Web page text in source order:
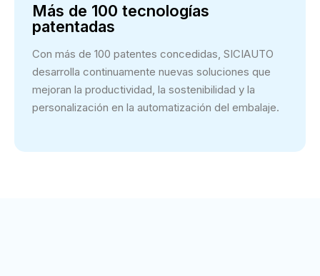
Más de 100 tecnologías
patentadas
Con más de 100 patentes concedidas, SICIAUTO
desarrolla continuamente nuevas soluciones que
mejoran la productividad, la sostenibilidad y la
personalización en la automatización del embalaje.